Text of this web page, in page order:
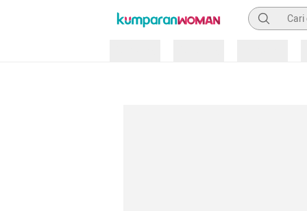
Pencarian